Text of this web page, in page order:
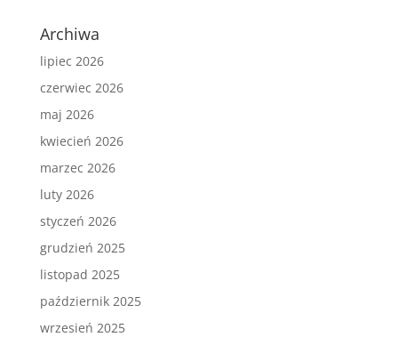
Archiwa
lipiec 2026
czerwiec 2026
maj 2026
kwiecień 2026
marzec 2026
luty 2026
styczeń 2026
grudzień 2025
listopad 2025
październik 2025
wrzesień 2025